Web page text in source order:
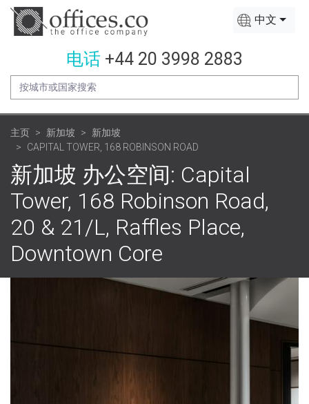
中文
电话 +44 20 3998 2883
主页 新加坡
新加坡
CAPITAL TOWER, 168 ROBINSON ROAD
新加坡 办公空间: Capital
Tower, 168 Robinson Road,
20 & 21/L, Raffles Place,
Downtown Core